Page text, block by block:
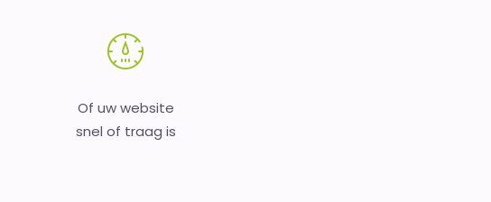
Of uw website
snel of traag is